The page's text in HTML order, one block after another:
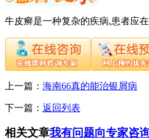
牛皮癣是一种复杂的疾病,患者应
上一篇： 海南66真的能治银屑病
下一篇： 返回列表
相关文章我有问题向专家咨